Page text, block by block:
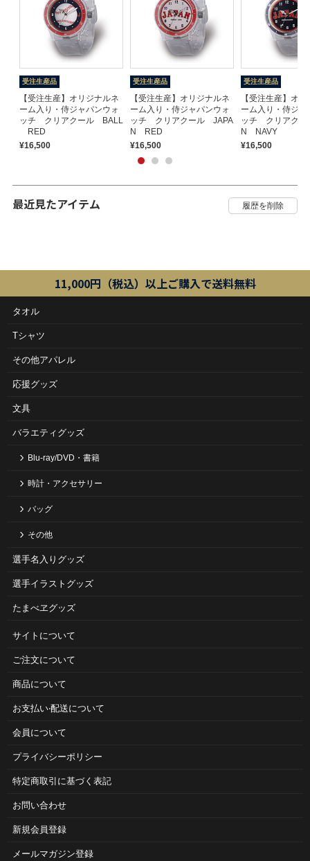
受注生産品
【受注生産】オリジナルネ
ーム入り・侍ジャパンウォ
ッチ クリアクール BALL
RED
¥16,500
受注生産品
【受注生産】オリジナルネ
ーム入り・侍ジャパンウォ
ッチ クリアクール JAPA
N RED
¥16,500
受注生産品
【受注生産】オ
ーム入り・侍ジャ
ッチ クリアク
N NAVY
¥16,500
最近見たアイテム
11,000円（税込）以上ご購入で送料無料
タオル
Tシャツ
その他アパレル
応援グッズ
文具
バラエティグッズ
Blu-ray/DVD・書籍
時計・アクセサリー
バッグ
その他
選手名入りグッズ
選手イラストグッズ
たまべヱグッズ
サイトについて
ご注⽂について
商品について
お⽀払い‧配送について
会員について
プライバシーポリシー
特定商取引に基づく表記
お問い合わせ
新規会員登録
メールマガジン登録